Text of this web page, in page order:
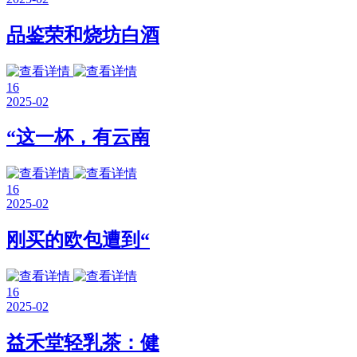
品鉴荣和烧坊白酒
16
2025-02
“这一杯，有云南
16
2025-02
刚买的欧包遭到“
16
2025-02
益禾堂轻乳茶：健